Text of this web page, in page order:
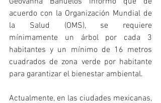
acuerdo con la Organización Mundial de
la Salud (OMS), se requiere
mínimamente un árbol por cada 3
habitantes y un mínimo de 16 metros
cuadrados de zona verde por habitante
para garantizar el bienestar ambiental.
Actualmente, en las ciudades mexicanas,